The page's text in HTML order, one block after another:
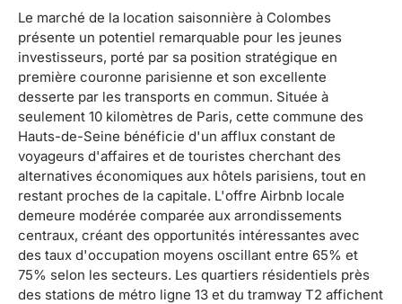
Le marché de la location saisonnière à Colombes
présente un potentiel remarquable pour les jeunes
investisseurs, porté par sa position stratégique en
première couronne parisienne et son excellente
desserte par les transports en commun. Située à
seulement 10 kilomètres de Paris, cette commune des
Hauts-de-Seine bénéficie d'un afflux constant de
voyageurs d'affaires et de touristes cherchant des
alternatives économiques aux hôtels parisiens, tout en
restant proches de la capitale. L'offre Airbnb locale
demeure modérée comparée aux arrondissements
centraux, créant des opportunités intéressantes avec
des taux d'occupation moyens oscillant entre 65% et
75% selon les secteurs. Les quartiers résidentiels près
des stations de métro ligne 13 et du tramway T2 affichent